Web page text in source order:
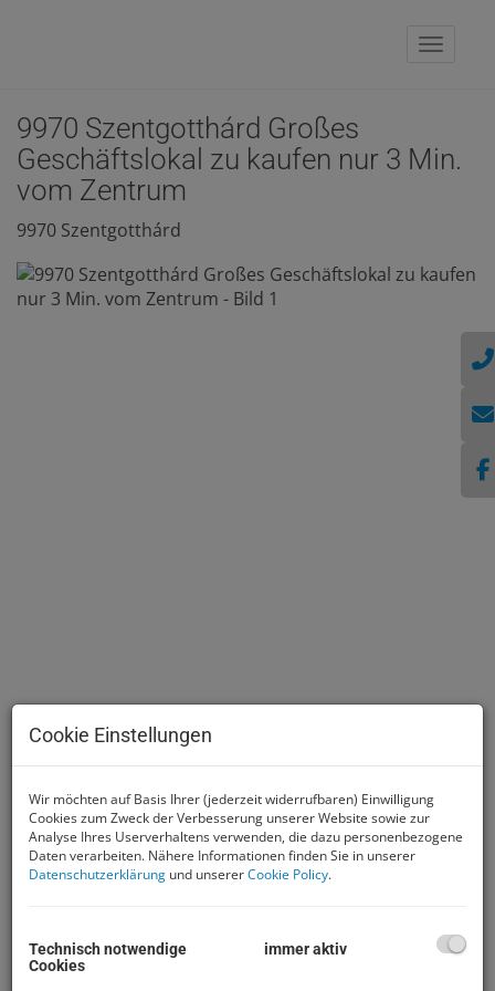
9970 Szentgotthárd Großes
Geschäftslokal zu kaufen nur 3 Min.
vom Zentrum
9970 Szentgotthárd
Beschreibung
9970 Szentgotthárd Großes
Min. vom Zentrum
Cookie Einstellungen
Wir möchten auf Basis Ihrer (jederzeit widerrufbaren) Einwilligung
Cookies zum Zweck der Verbesserung unserer Website sowie zur
Analyse Ihres Userverhaltens verwenden, die dazu personenbezogene
Daten verarbeiten. Nähere Informationen finden Sie in unserer
Datenschutzerklärung und unsererCookie Policy.
Technisch notwendige
Cookies
immer aktiv